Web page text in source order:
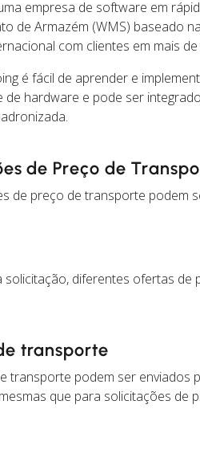
empresa de software em
de Armazém (WMS) baseado
com clientes em mais
é fácil de aprender e
de hardware e pode ser
de Preço de
de preço de transporte podem
solicitação, diferentes ofertas
transporte
transporte podem ser enviados
que para solicitações de